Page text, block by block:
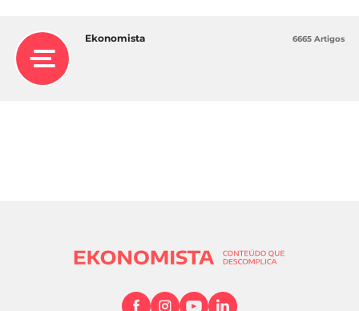
Ekonomista 6665 Artigos